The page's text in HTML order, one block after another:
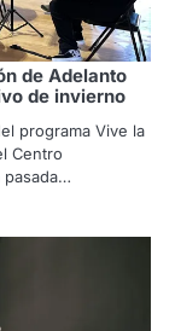
de Adelanto
de invierno
programa Vive la
Centro
pasada…